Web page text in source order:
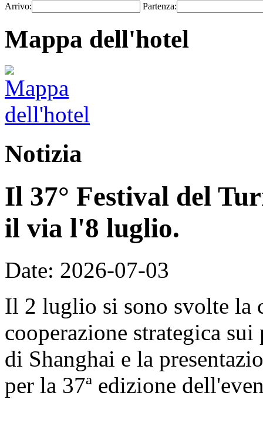
Arrivo: Partenza:
Mappa dell'hotel
Notizia
Il 37° Festival del
il via l'8 luglio.
Date: 2026-07-03
Il 2 luglio si sono svolte la
cooperazione strategica
di Shanghai e la
per la 37ª edizione